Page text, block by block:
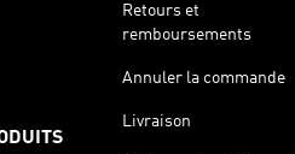
Retours et
remboursements
Annuler la commande
Livraison